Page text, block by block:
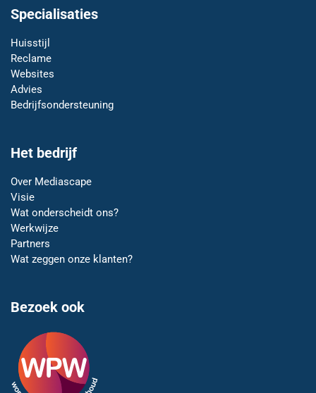
Specialisaties
Huisstijl
Reclame
Websites
Advies
Bedrijfsondersteuning
Het bedrijf
Over Mediascape
Visie
Wat onderscheidt ons?
Werkwijze
Partners
Wat zeggen onze klanten?
Bezoek ook